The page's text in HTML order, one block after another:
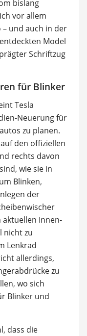
bislang
vor allem
– und auch in der
Model
Schriftzug
für Blinker
Tesla
Neuerung für
zu planen.
den offiziellen
rechts davon
wie sie in
Blinken,
der
Innen-
nicht zu
Lenkrad
allerdings,
zu
wo sich
Blinker und
dass die